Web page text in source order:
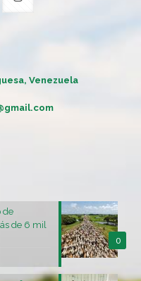
Venezuela
0
de
de 6 mil